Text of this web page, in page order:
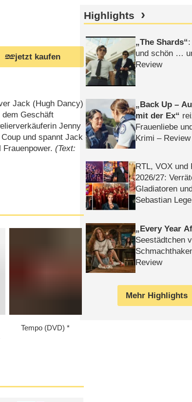
jetzt kaufen
Jack (Hugh Dancy)
Geschäft
Jenny
und spannt Jack
Frauenpower.(Text:
Tempo (DVD)
Highlights
The Shards
und schön …
Review
Back Up –
mit der Ex
Frauenliebe
Krimi – Review
RTL, VOX und
2026/​27:
Gladiatoren
Sebastian Lege
Every Year
Seestädtchen
Review
Mehr Highlights